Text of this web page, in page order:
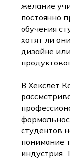
желание
постоянно
обучения
хотят ли
дизайне
В Хекслет
студентов
понимание
индустрия.